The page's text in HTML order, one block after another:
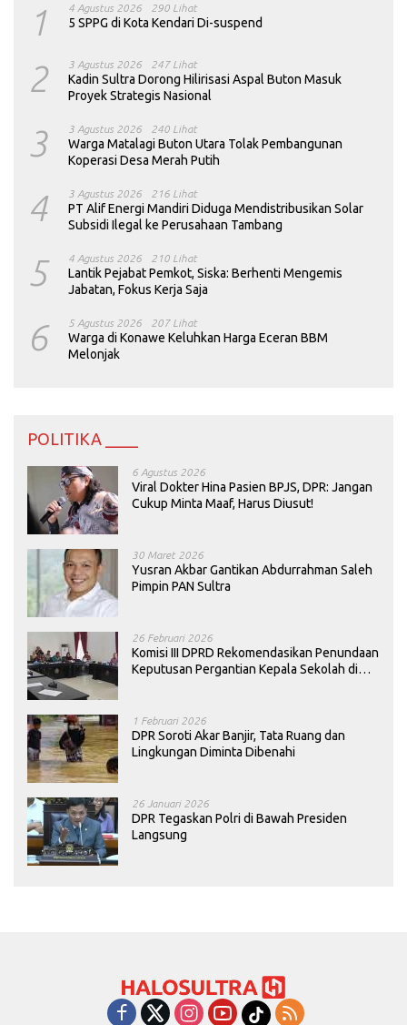
1 4 Agustus 2026 290 Lihat
5 SPPG di Kota Kendari Di-suspend
2 3 Agustus 2026 247 Lihat
Kadin Sultra Dorong Hilirisasi Aspal Buton Masuk
Proyek Strategis Nasional
3 3 Agustus 2026 240 Lihat
Warga Matalagi Buton Utara Tolak Pembangunan
Koperasi Desa Merah Putih
4 3 Agustus 2026 216 Lihat
PT Alif Energi Mandiri Diduga Mendistribusikan Solar
Subsidi Ilegal ke Perusahaan Tambang
5 4 Agustus 2026 210 Lihat
Lantik Pejabat Pemkot, Siska: Berhenti Mengemis
Jabatan, Fokus Kerja Saja
6 5 Agustus 2026 207 Lihat
Warga di Konawe Keluhkan Harga Eceran BBM
Melonjak
POLITIKA ____
6 Agustus 2026
Viral Dokter Hina Pasien BPJS, DPR: Jangan
Cukup Minta Maaf, Harus Diusut!
30 Maret 2026
Yusran Akbar Gantikan Abdurrahman Saleh
Pimpin PAN Sultra
26 Februari 2026
Komisi III DPRD Rekomendasikan Penundaan
Keputusan Pergantian Kepala Sekolah di
1 Februari 2026
DPR Soroti Akar Banjir, Tata Ruang dan
Lingkungan Diminta Dibenahi
26 Januari 2026
DPR Tegaskan Polri di Bawah Presiden
Langsung